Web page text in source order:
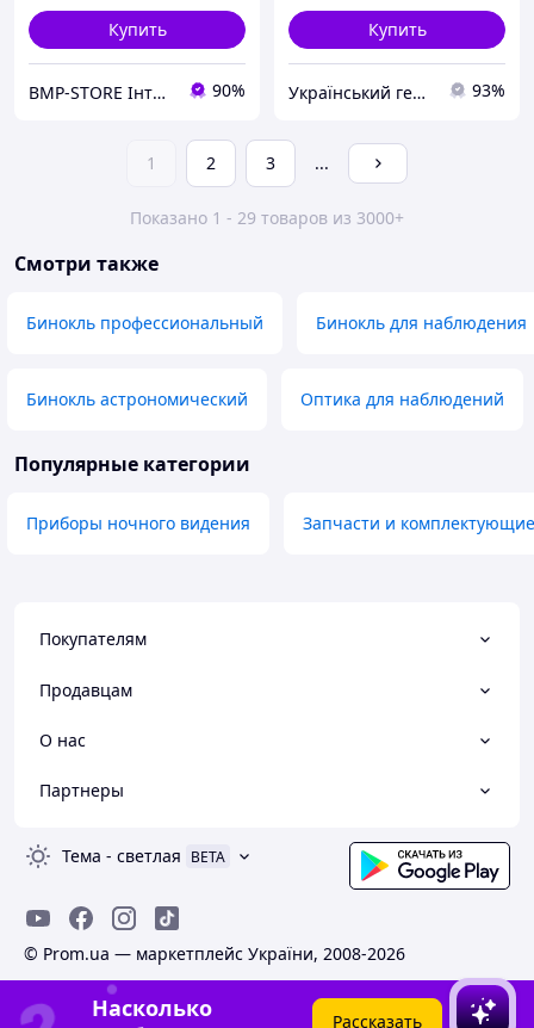
Купить
BMP-STORE Інтернет магазин 90%
Купить
Український геодезичний центр ГеоЦентр 93%
1 2 3 ...
Показано 1 - 29 товаров из 3000+
Смотри также
Бинокль профессиональный Бинокль для наблюдения
Бинокль астрономический Оптика для наблюдений
Популярные категории
Приборы ночного видения Запчасти и
Покупателям
Продавцам
О нас
Партнеры
Тема - светлая BETA
© Prom.ua — маркетплейс України, 2008-2026
Насколько
Рассказать